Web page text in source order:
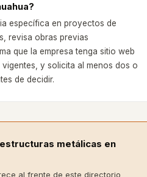
específica en proyectos de
revisa obras previas
que la empresa tenga sitio web
y solicita al menos dos o
de decidir.
estructuras metálicas en
al frente de este directorio